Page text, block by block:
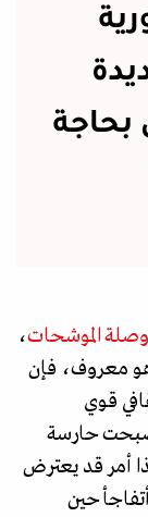
بحاجة
وصلة الموشحات،
معروف، فإن
قوي
حارسة
أمر قد يعترض
حين